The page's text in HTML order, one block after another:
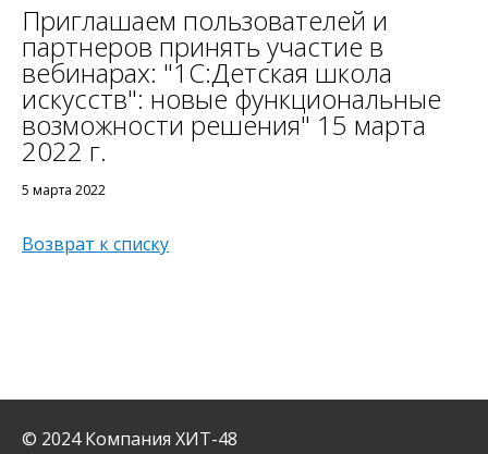
Приглашаем пользователей и
партнеров принять участие в
вебинарах: "1C:Детская школа
искусств": новые функциональные
возможности решения" 15 марта
2022 г.
5 марта 2022
Возврат к списку
© 2024 Компания ХИТ-48